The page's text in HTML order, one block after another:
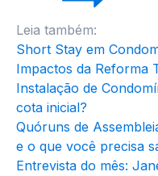
Leia também:
Short Stay em
Impactos da Reforma
Instalação de
cota inicial?
Quóruns de
e o que você precisa
Entrevista do mês: